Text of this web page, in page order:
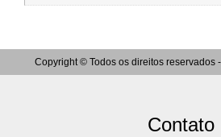
Copyright © Todos os direitos reservados
Contato